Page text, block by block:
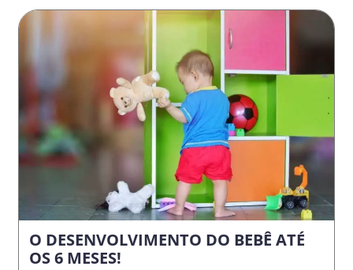
O DESENVOLVIMENTO DO BEBÊ ATÉ
OS 6 MESES!